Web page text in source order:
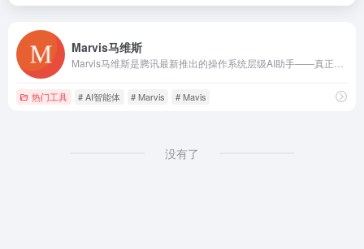
Marvis马维斯
热门工具 # AI智能体 # Marvis # Mavis
没有了